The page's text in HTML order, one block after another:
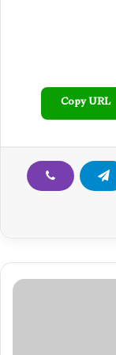
Copy URL